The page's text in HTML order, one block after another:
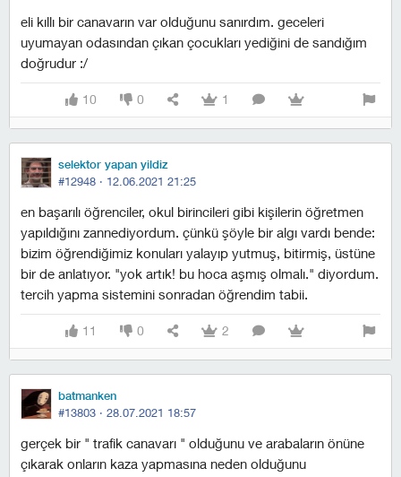
eli kıllı bir canavarın var olduğunu sanırdım. geceleri
uyumayan odasından çıkan çocukları yediğini de sandığım
doğrudur :/
10 0 1
selektor yapan yildiz
#12948 · 12.06.2021 21:25
en başarılı öğrenciler, okul birincileri gibi kişilerin öğretmen
yapıldığını zannediyordum. çünkü şöyle bir algı vardı bende:
bizim öğrendiğimiz konuları yalayıp yutmuş, bitirmiş, üstüne
bir de anlatıyor. "yok artık! bu hoca aşmış olmalı." diyordum.
tercih yapma sistemini sonradan öğrendim tabii.
11 0 2
batmanken
#13803 · 28.07.2021 18:57
gerçek bir " trafik canavarı " olduğunu ve arabaların önüne
çıkarak onların kaza yapmasına neden olduğunu